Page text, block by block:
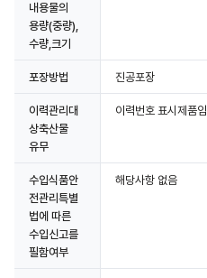
내용물의
용량(중량),
수량,크기
포장방법 진공포장
이력관리대
상축산물
유무
이력번호 표시제품임
수입식품안
전관리특별
법에 따른
수입신고를
필함여부
해당사항 없음